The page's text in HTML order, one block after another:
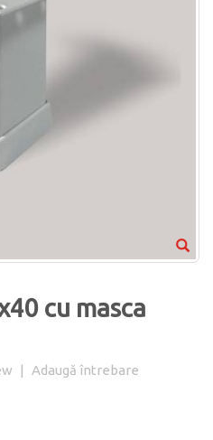
cu masca
| Adaugă întrebare